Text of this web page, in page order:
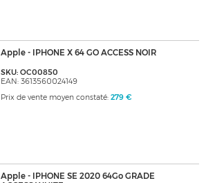
Apple - IPHONE X 64 GO ACCESS NOIR
SKU: OC00850
EAN: 3613560024149
Prix de vente moyen constaté: 279 €
Apple - IPHONE SE 2020 64Go GRADE